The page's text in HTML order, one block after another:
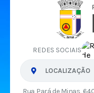
REDES SOCIAIS
LOCALIZAÇÃO
Rua Pará de Minas,